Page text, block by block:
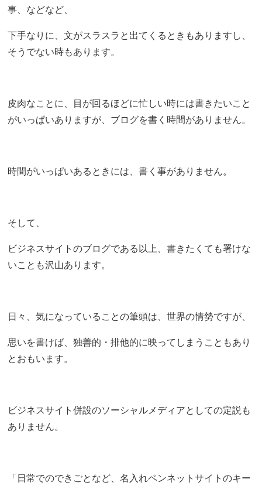
事、などなど、
下手なりに、文がスラスラと出てくるときもありますし、
そうでない時もあります。
皮肉なことに、目が回るほどに忙しい時には書きたいこと
がいっぱいありますが、ブログを書く時間がありません。
時間がいっぱいあるときには、書く事がありません。
そして、
ビジネスサイトのブログである以上、書きたくても署けな
いことも沢山あります。
日々、気になっていることの筆頭は、世界の情勢ですが、
思いを書けば、独善的・排他的に映ってしまうこともあり
とおもいます。
ビジネスサイト併設のソーシャルメディアとしての定説も
ありません。
「日常でのできごとなど、名入れペンネットサイトのキー